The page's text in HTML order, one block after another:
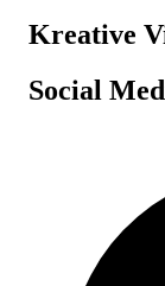
Kreative
Social